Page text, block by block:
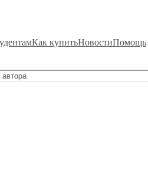
Как купитьНовостиПомощь